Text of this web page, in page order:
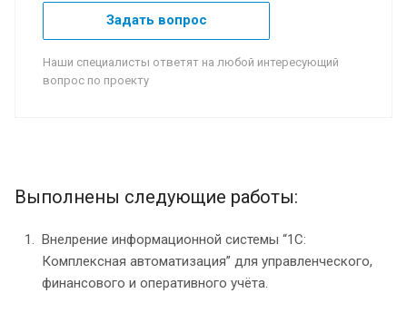
Задать вопрос
Наши специалисты ответят на любой интересующий
вопрос по проекту
Выполнены следующие работы:
Внелрение информационной системы “1С:
Комплексная автоматизация” для управленческого,
финансового и оперативного учёта.